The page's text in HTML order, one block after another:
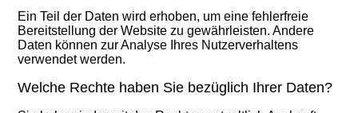
Ein Teil der Daten wird erhoben, um eine fehlerfreie
Bereitstellung der Website zu gewährleisten. Andere
Daten können zur Analyse Ihres Nutzerverhaltens
verwendet werden.
Welche Rechte haben Sie bezüglich Ihrer Daten?